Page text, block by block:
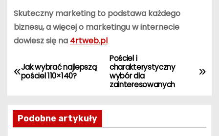
Skuteczny marketing to podstawa każdego
biznesu, a więcej o marketingu w internecie
dowiesz się na 4rtweb.pl
N
a
i
Pościel i
charakterystyczny
wybór dla
zainteresowanych
Jak wybrać najlepszą
pościel 110×140?
Podobne artykuły